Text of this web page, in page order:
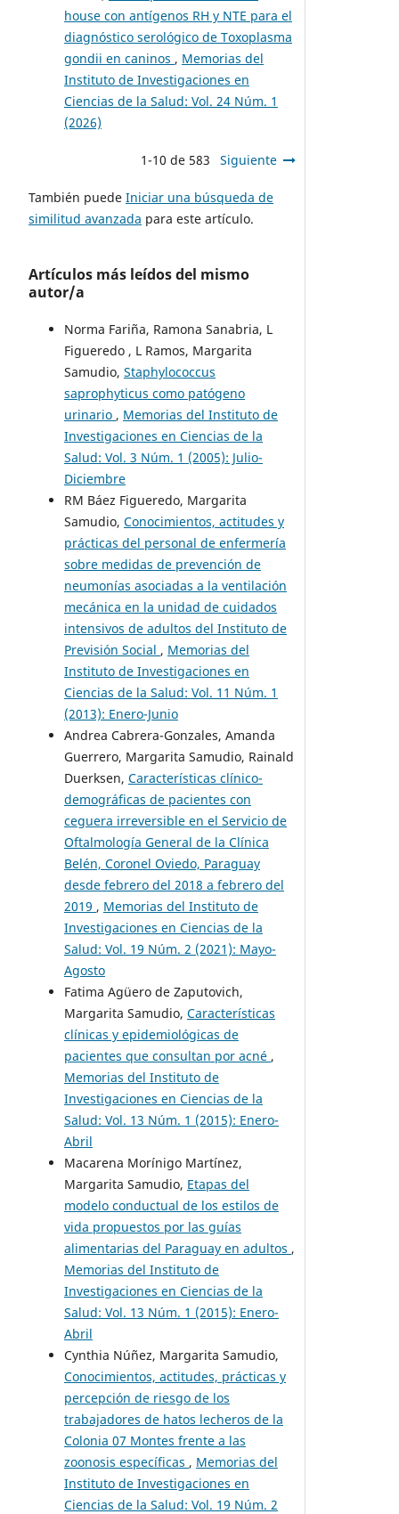
house con antígenos RH y NTE para el
diagnóstico serológico de Toxoplasma
gondii en caninos , Memorias del
Instituto de Investigaciones en
Ciencias de la Salud: Vol. 24 Núm. 1
(2026)
1-10 de 583 Siguiente
También puede Iniciar una búsqueda de
similitud avanzada para este artículo.
Artículos más leídos del mismo
autor/a
Norma Fariña, Ramona Sanabria, L
Figueredo , L Ramos, Margarita
Samudio, Staphylococcus
saprophyticus como patógeno
urinario , Memorias del Instituto de
Investigaciones en Ciencias de la
Salud: Vol. 3 Núm. 1 (2005): Julio-
Diciembre
RM Báez Figueredo, Margarita
Samudio, Conocimientos, actitudes y
prácticas del personal de enfermería
sobre medidas de prevención de
neumonías asociadas a la ventilación
mecánica en la unidad de cuidados
intensivos de adultos del Instituto de
Previsión Social , Memorias del
Instituto de Investigaciones en
Ciencias de la Salud: Vol. 11 Núm. 1
(2013): Enero-Junio
Andrea Cabrera-Gonzales, Amanda
Guerrero, Margarita Samudio, Rainald
Duerksen, Características clínico-
demográficas de pacientes con
ceguera irreversible en el Servicio de
Oftalmología General de la Clínica
Belén, Coronel Oviedo, Paraguay
desde febrero del 2018 a febrero del
2019 , Memorias del Instituto de
Investigaciones en Ciencias de la
Salud: Vol. 19 Núm. 2 (2021): Mayo-
Agosto
Fatima Agüero de Zaputovich,
Margarita Samudio, Características
clínicas y epidemiológicas de
pacientes que consultan por acné ,
Memorias del Instituto de
Investigaciones en Ciencias de la
Salud: Vol. 13 Núm. 1 (2015): Enero-
Abril
Macarena Morínigo Martínez,
Margarita Samudio, Etapas del
modelo conductual de los estilos de
vida propuestos por las guías
alimentarias del Paraguay en adultos ,
Memorias del Instituto de
Investigaciones en Ciencias de la
Salud: Vol. 13 Núm. 1 (2015): Enero-
Abril
Cynthia Núñez, Margarita Samudio,
Conocimientos, actitudes, prácticas y
percepción de riesgo de los
trabajadores de hatos lecheros de la
Colonia 07 Montes frente a las
zoonosis específicas , Memorias del
Instituto de Investigaciones en
Ciencias de la Salud: Vol. 19 Núm. 2